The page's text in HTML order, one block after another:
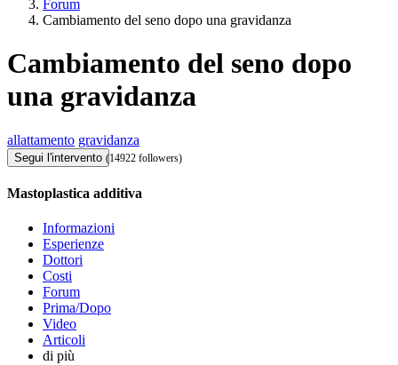
Forum
Cambiamento del seno dopo una gravidanza
Cambiamento del seno dopo
una gravidanza
allattamento gravidanza
Segui l'intervento (14922 followers)
Mastoplastica additiva
Informazioni
Esperienze
Dottori
Costi
Forum
Prima/Dopo
Video
Articoli
di più